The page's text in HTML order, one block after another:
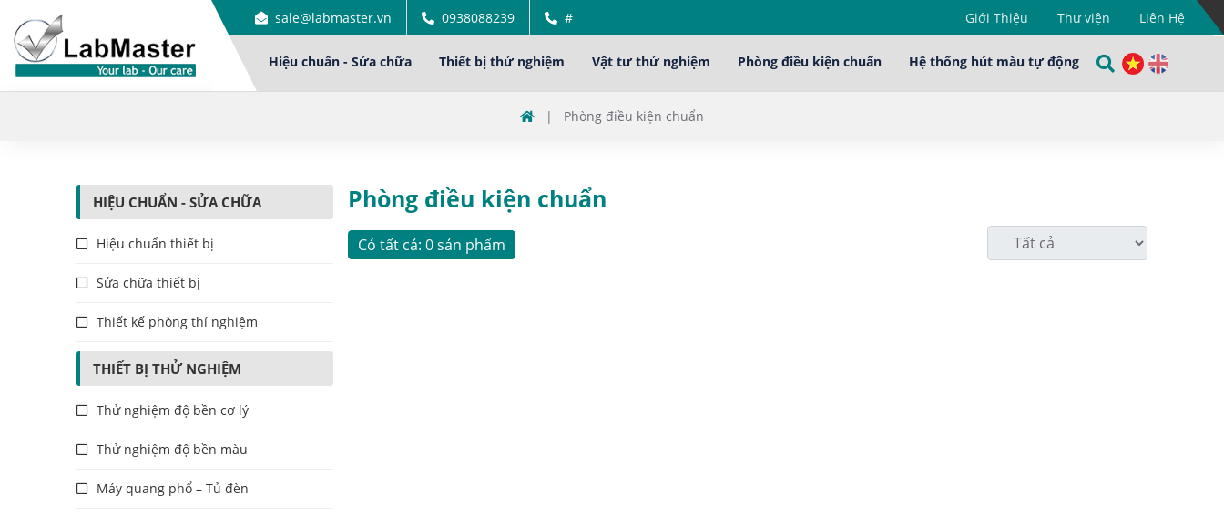
sale@labmaster.vn 0938088239 # Giới Thiệu Thư viện Liên Hệ
Hiệu chuẩn - Sửa chữa Thiết bị thử nghiệm Vật tư thử nghiệm Phòng điều kiện chuẩn Hệ thống hút màu tự động
| Phòng điều kiện chuẩn
HIỆU CHUẨN - SỬA CHỮA
Hiệu chuẩn thiết bị
Sửa chữa thiết bị
Thiết kế phòng thí nghiệm
THIẾT BỊ THỬ NGHIỆM
Thử nghiệm độ bền cơ lý
Thử nghiệm độ bền màu
Máy quang phổ – Tủ đèn
Phòng điều kiện chuẩn
Có tất cả: 0 sản phẩm